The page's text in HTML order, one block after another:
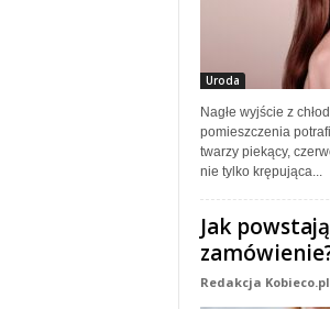
Uroda
Nagłe wyjście z
pomieszczenia
twarzy piekący,
nie tylko krępująca...
Jak
Redakcja Kobieco.pl